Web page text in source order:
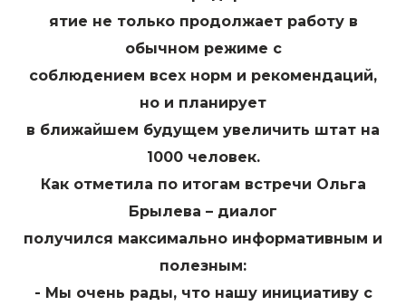
ятие не только продолжает работу в
обычном режиме с
соблюдением всех норм и рекомендаций,
но и планирует
в ближайшем будущем увеличить штат на
1000 человек.
Как отметила по итогам встречи Ольга
Брылева – диалог
получился максимально информативным и
полезным:
- Мы очень рады, что нашу инициативу с